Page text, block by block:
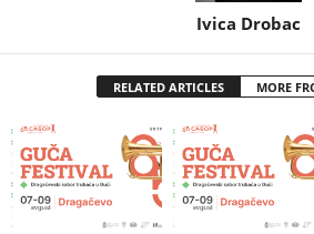
Ivica Drobac
RELATED ARTICLES MORE